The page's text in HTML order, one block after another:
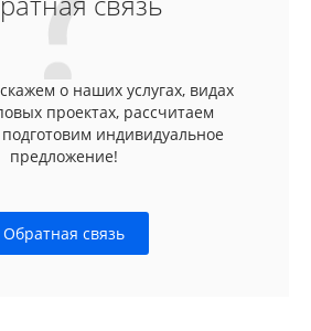
о наших услугах, видах
проектах, рассчитаем
индивидуальное
предложение!
Обратная связь